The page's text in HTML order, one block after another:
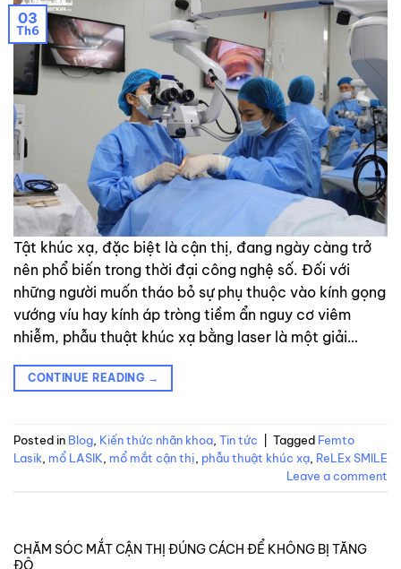
03
Th6
Tật khúc xạ, đặc biệt là cận thị, đang ngày càng trở
nên phổ biến trong thời đại công nghệ số. Đối với
những người muốn tháo bỏ sự phụ thuộc vào kính gọng
vướng víu hay kính áp tròng tiềm ẩn nguy cơ viêm
nhiễm, phẫu thuật khúc xạ bằng laser là một giải…
CONTINUE READING →
Posted in Blog Kiến thức nhãn khoa Tin tức Tagged Femto
Lasik mổ LASIK mổ mắt cận thị phẫu thuật khúc xạ ReLEx SMILE
Leave a comment
CHĂM SÓC MẮT CẬN THỊ ĐÚNG CÁCH ĐỂ KHÔNG BỊ TĂNG
ĐỘ